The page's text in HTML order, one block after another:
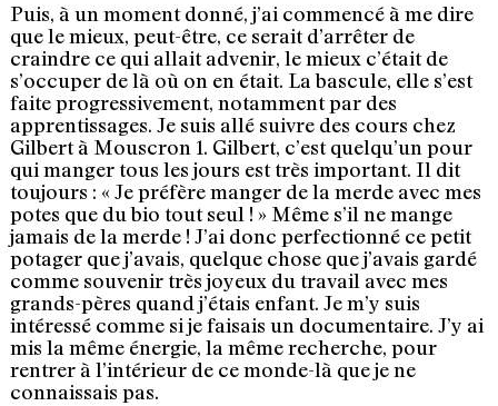
Puis, à un moment donné, j’ai commencé à me dire
que le mieux, peut-être, ce serait d’arrêter de
craindre ce qui allait advenir, le mieux c’était de
s’occuper de là où on en était. La bascule, elle s’est
faite progressivement, notamment par des
apprentissages. Je suis allé suivre des cours chez
Gilbert à Mouscron 1. Gilbert, c’est quelqu’un pour
qui manger tous les jours est très important. Il dit
toujours : « Je préfère manger de la merde avec mes
potes que du bio tout seul ! » Même s’il ne mange
jamais de la merde ! J’ai donc perfectionné ce petit
potager que j’avais, quelque chose que j’avais gardé
comme souvenir très joyeux du travail avec mes
grands-pères quand j’étais enfant. Je m’y suis
intéressé comme si je faisais un documentaire. J’y ai
mis la même énergie, la même recherche, pour
rentrer à l’intérieur de ce monde-là que je ne
connaissais pas.